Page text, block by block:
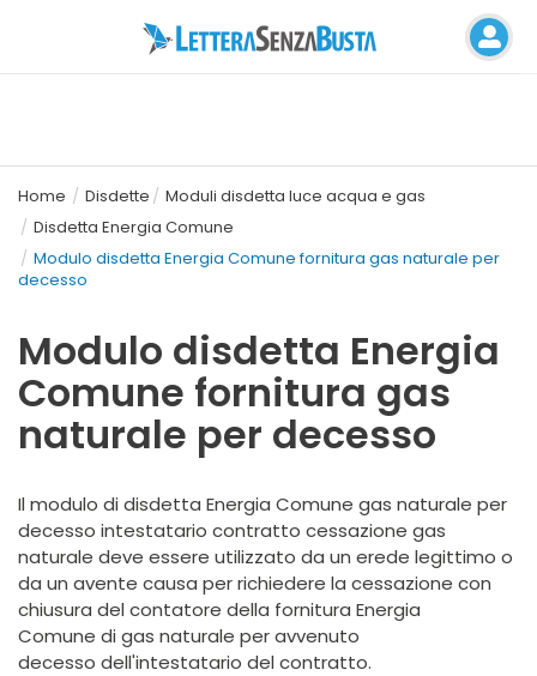
Home Disdette
Moduli disdetta luce acqua e gas
Disdetta Energia Comune
Modulo disdetta Energia Comune fornitura gas naturale per
decesso
Modulo disdetta Energia
Comune fornitura gas
naturale per decesso
Il modulo di disdetta Energia Comune gas naturale per
decesso intestatario contratto cessazione gas
naturale deve essere utilizzato da un erede legittimo o
da un avente causa per richiedere la cessazione con
chiusura del contatore della fornitura Energia
Comune di gas naturale per avvenuto
decesso dell'intestatario del contratto.